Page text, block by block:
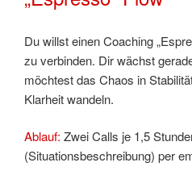
Du willst einen Coaching
zu verbinden. Dir wächst
möchtest das Chaos in
Klarheit wandeln.
Ablauf: Zwei Calls je 1,5
(Situationsbeschreibung) per